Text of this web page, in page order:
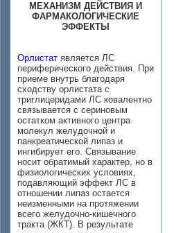
МЕХАНИЗМ ДЕЙСТВИЯ И
ФАРМАКОЛОГИЧЕСКИЕ
ЭФФЕКТЫ
Орлистат является ЛС
периферического действия. При
приеме внутрь благодаря
сходству орлистата с
триглицеридами ЛС ковалентно
связывается с сериновым
остатком активного центра
молекул желудочной и
панкреатической липаз и
ингибирует его. Связывание
носит обратимый характер, но в
физиологических условиях,
подавляющий эффект ЛС в
отношении липаз остается
неизменными на протяжении
всего желудочно-кишечного
тракта (ЖКТ). В результате